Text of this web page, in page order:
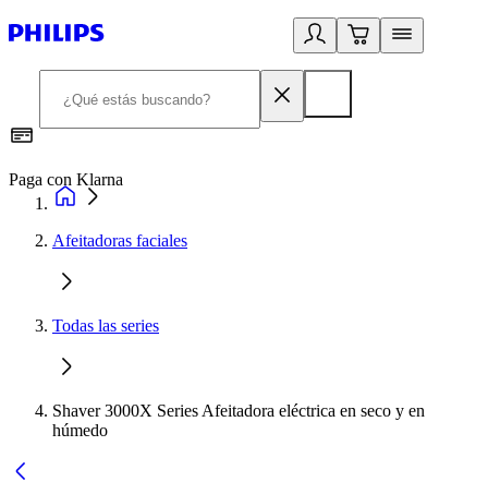
Paga con Klarna
Afeitadoras faciales
Todas las series
Shaver 3000X Series Afeitadora eléctrica en seco y en
húmedo